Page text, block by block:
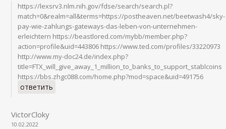
https://lexsrv3.nlm.nih.gov/fdse/search/search.pl?
match=0&realm=all&terms=https://postheaven.net/beetwash4/sky-
pay-wie-zahlungs-gateways-das-leben-von-unternehmen-
erleichtern https://beastlored.com/mybb/member.php?
action=profile&uid=443806 https://www.ted.com/profiles/33220973
http://www.my-doc24.de/index.php?
title=FTX_will_give_away_1_million_to_banks_to_support_stablcoins
https://bbs.zhgc088.com/home.php?mod=space&uid=491756
ответить
VictorCloky
10.02.2022